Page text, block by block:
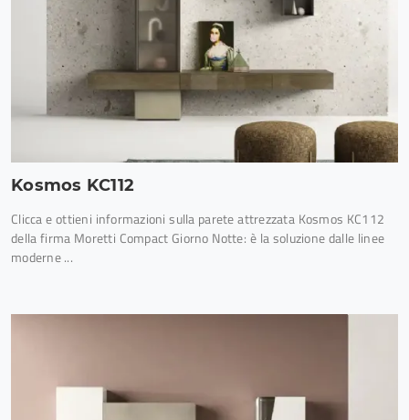
Kosmos KC112
Clicca e ottieni informazioni sulla parete attrezzata Kosmos KC112
della firma Moretti Compact Giorno Notte: è la soluzione dalle linee
moderne ...